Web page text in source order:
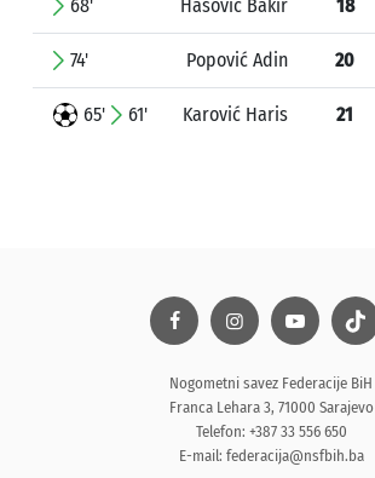
68' Hasović Bakir 18
74' Popović Adin 20
65' 61' Karović Haris 21
Nogometni savez Federacije BiH
Franca Lehara 3, 71000 Sarajevo
Telefon: +387 33 556 650
E-mail: federacija@nsfbih.ba